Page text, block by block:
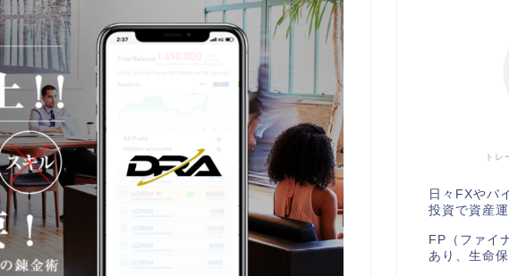
トレ
日々FXやバ
投資で資産
FP（ファイ
あり、生命